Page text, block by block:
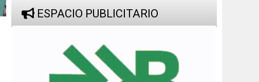
17 18 19 20 21
ESPACIO PUBLICITARIO